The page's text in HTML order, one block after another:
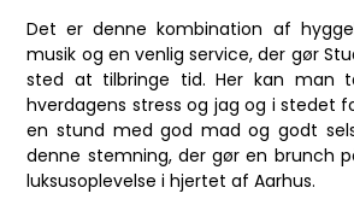
Det er denne kombination af
musik og en venlig service, der gør
sted at tilbringe tid. Her kan man
hverdagens stress og jag og i stedet
en stund med god mad og godt
denne stemning, der gør en brunch
luksusoplevelse i hjertet af Aarhus.